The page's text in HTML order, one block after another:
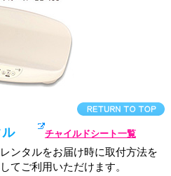
ル チャイルドシート一覧
ンタルをお届け時に取付方法を
てご利用いただけます。